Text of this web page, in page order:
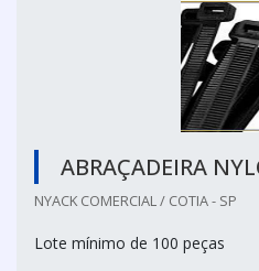
ABRAÇADEIRA
NYACK COMERCIAL / COTIA - SP
Lote mínimo de 100 peças